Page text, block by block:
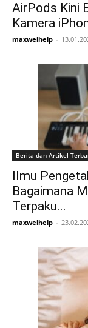
AirPods Kini
Kamera
maxwelhelp -
Berita dan Artikel
Ilmu
Bagaimana
Terpaku...
maxwelhelp -